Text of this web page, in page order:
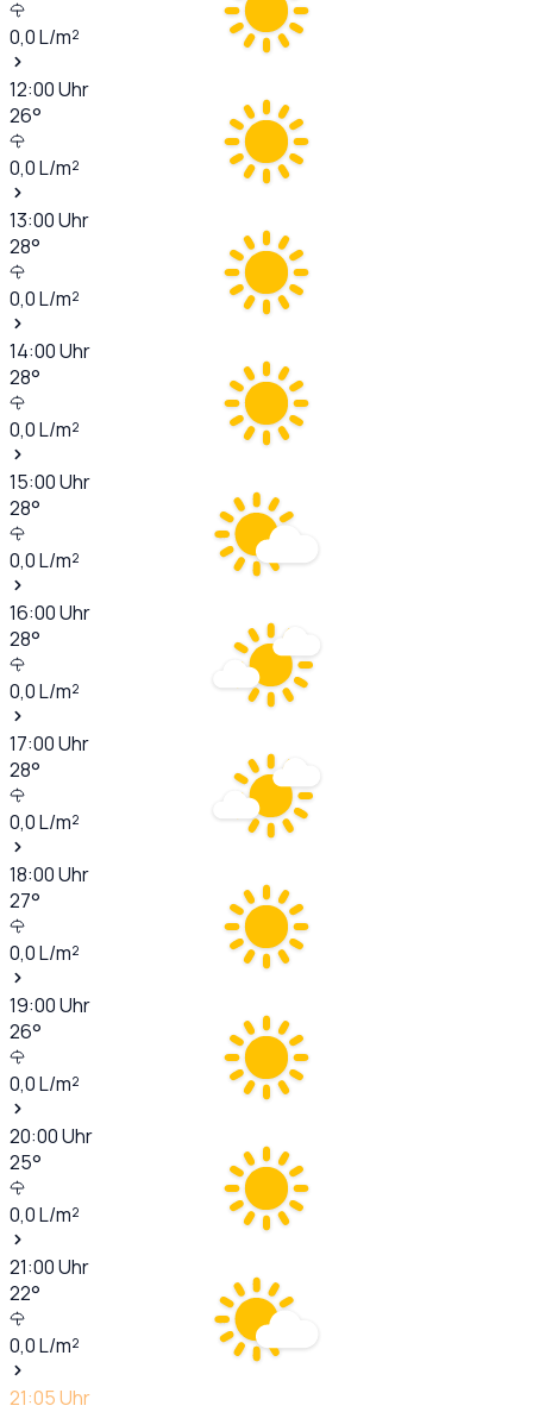
0,0L/m²
12:00Uhr
26°
0,0L/m²
13:00Uhr
28°
0,0L/m²
14:00Uhr
28°
0,0L/m²
15:00Uhr
28°
0,0L/m²
16:00Uhr
28°
0,0L/m²
17:00Uhr
28°
0,0L/m²
18:00Uhr
27°
0,0L/m²
19:00Uhr
26°
0,0L/m²
20:00Uhr
25°
0,0L/m²
21:00Uhr
22°
0,0L/m²
21:05Uhr